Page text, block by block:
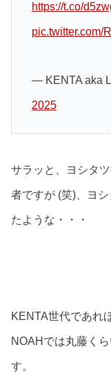
https://t.co/
pic.twitter.com/
— KENTA aka
2025
サラッと、ヨシタ
者ですが (笑)、ヨ
たような・・・
KENTA世代であれ
NOAHでは丸藤く
す。